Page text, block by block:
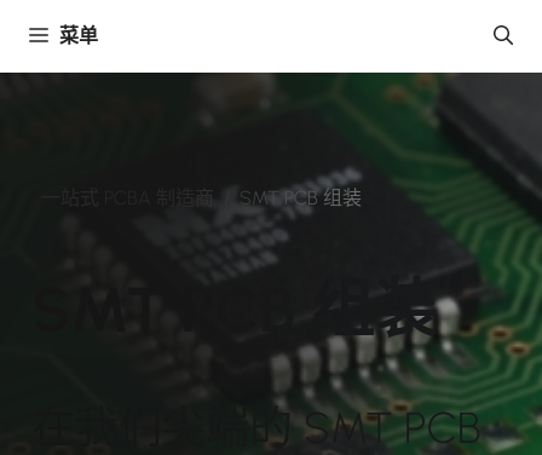
內
菜单
一站式 PCBA 制造商 SMT PCB 组装
SMT PCB 组装
在我们尖端的 SMT PCB